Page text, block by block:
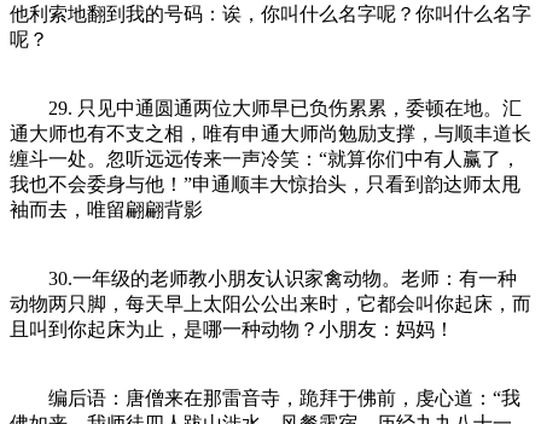
他利索地翻到我的号码：诶，你叫什么名字呢？你叫什么名字
呢？
29. 只见中通圆通两位大师早已负伤累累，委顿在地。汇
通大师也有不支之相，唯有申通大师尚勉励支撑，与顺丰道长
缠斗一处。忽听远远传来一声冷笑：“就算你们中有人赢了，
我也不会委身与他！”申通顺丰大惊抬头，只看到韵达师太甩
袖而去，唯留翩翩背影
30.一年级的老师教小朋友认识家禽动物。老师：有一种
动物两只脚，每天早上太阳公公出来时，它都会叫你起床，而
且叫到你起床为止，是哪一种动物？小朋友：妈妈！
编后语：唐僧来在那雷音寺，跪拜于佛前，虔心道：“我